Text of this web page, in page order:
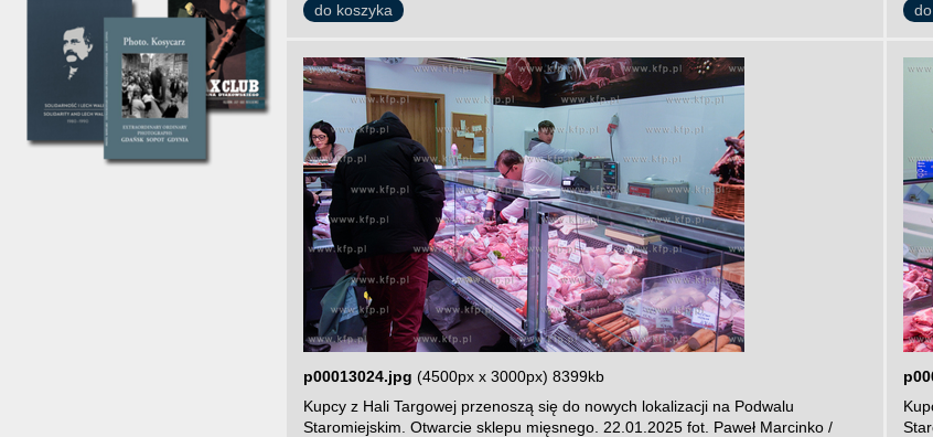
do koszyka
p00013024.jpg (4500px x 3000px) 8399kb
Kupcy z Hali Targowej przenoszą się do nowych lokalizacji na Podwalu
Staromiejskim. Otwarcie sklepu mięsnego. 22.01.2025 fot. Paweł Marcinko /